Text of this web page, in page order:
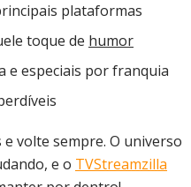
plataformas
toque de humor
e especiais por franquia
volte sempre. O universo
e o TVStreamzilla